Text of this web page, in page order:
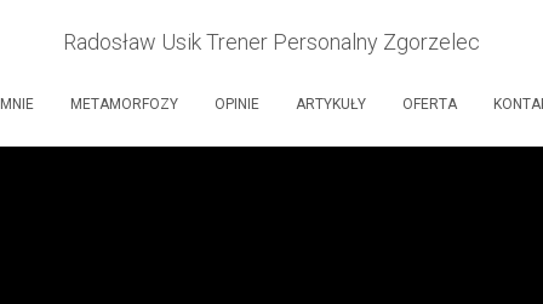
Radosław Usik Trener Personalny Zgorzelec
METAMORFOZY OPINIE ARTYKUŁY OFERTA